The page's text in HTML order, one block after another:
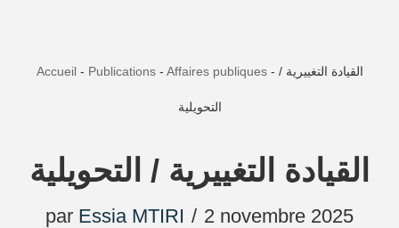
Accueil- Publications- Affaires publiques- القيادة التغييرية /
التحويلية
القيادة التغييرية / التحويلية
par Essia MTIRI 2 novembre 2025